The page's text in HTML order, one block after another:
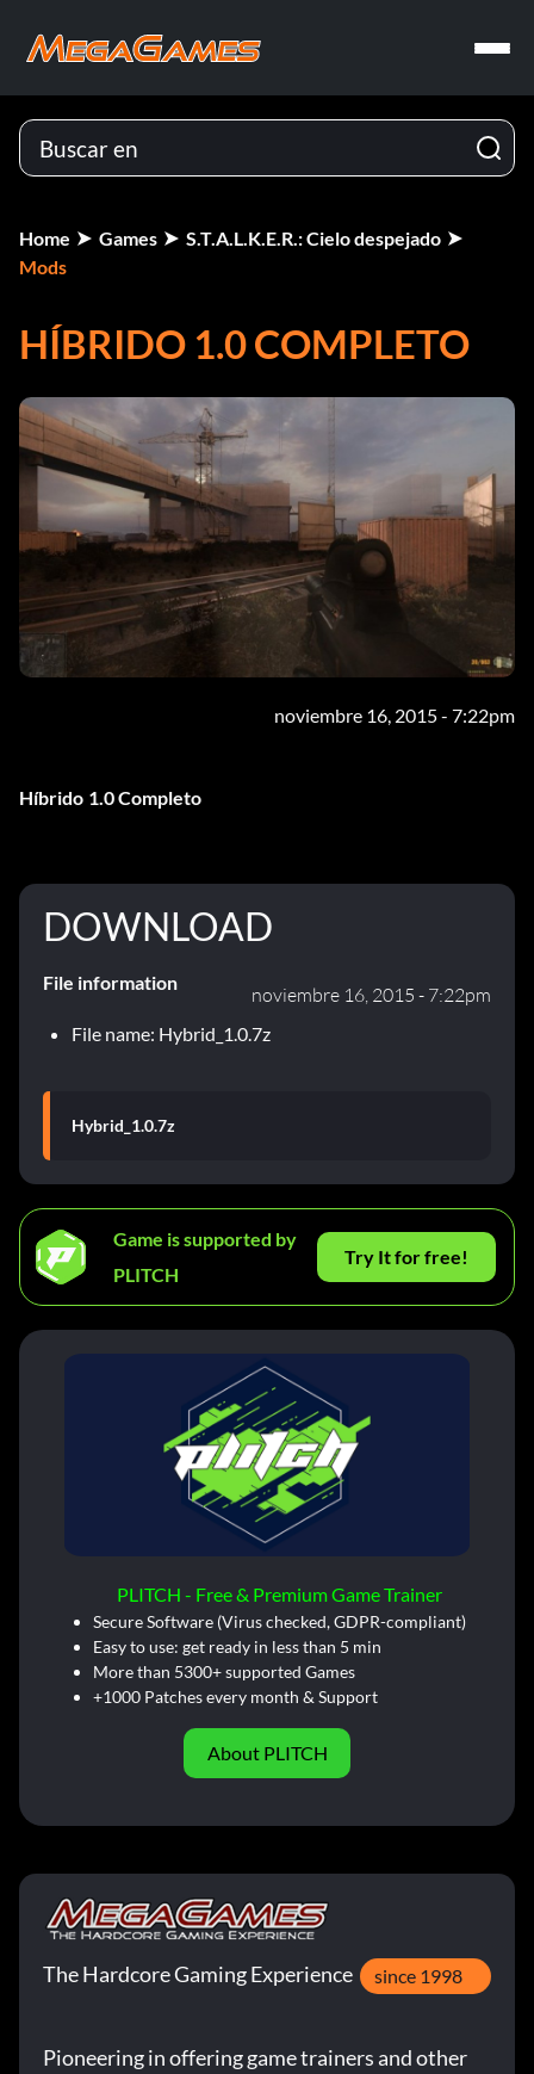
Home Games
S.T.A.L.K.E.R.: Cielo despejado
Mods
HÍBRIDO 1.0 COMPLETO
noviembre 16, 2015 - 7:22pm
Híbrido 1.0 Completo
DOWNLOAD
File information
noviembre 16, 2015 - 7:22pm
File name: Hybrid_1.0.7z
Hybrid_1.0.7z
Game is supported by
PLITCH
Try It for free!
PLITCH - Free & Premium Game Trainer
Secure Software (Virus checked, GDPR-compliant)
Easy to use: get ready in less than 5 min
More than 5300+ supported Games
+1000 Patches every month & Support
About PLITCH
The Hardcore Gaming Experience since 1998
Pioneering in offering game trainers and other